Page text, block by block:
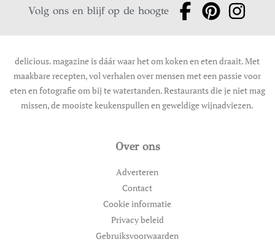
Volg ons en blijf op de hoogte
delicious. magazine is dáár waar het om koken en eten draait. Met
maakbare recepten, vol verhalen over mensen met een passie voor
eten en fotografie om bij te watertanden. Restaurants die je niet mag
missen, de mooiste keukenspullen en geweldige wijnadviezen.
Over ons
Adverteren
Contact
Cookie informatie
Privacy beleid
Gebruiksvoorwaarden